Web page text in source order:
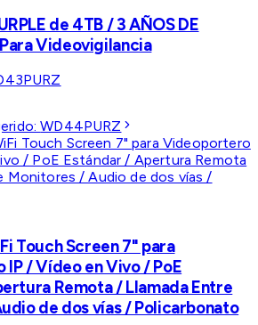
de 4TB / 3 AÑOS DE
Videovigilancia
WD44PURZ
Touch Screen 7" para
/ Vídeo en Vivo / PoE
Remota / Llamada Entre
de dos vías / Policarbonato